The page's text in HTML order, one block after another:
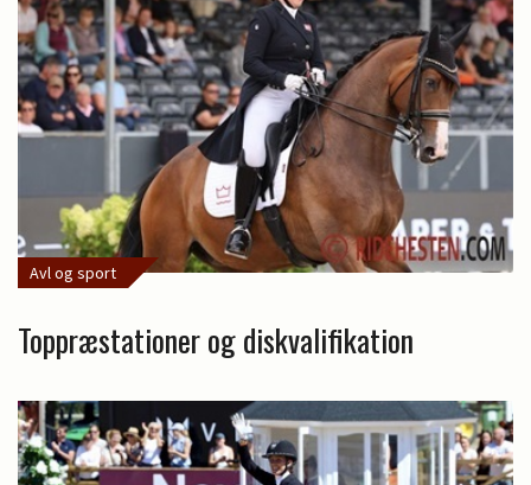
Avl og sport
Toppræstationer og diskvalifikation